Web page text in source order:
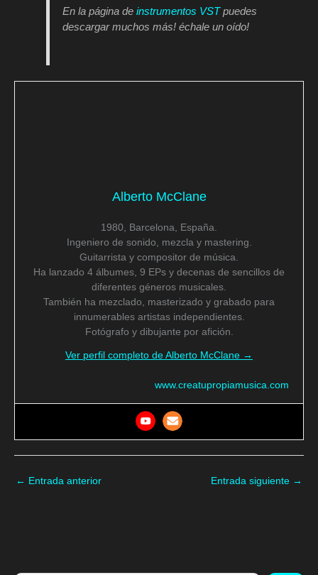
En la página deinstrumentos VSTpuedes
descargar muchos más! échale un oído!
Alberto McClane
1980, Barcelona, España.
Ingeniero de sonido, mezcla y mastering.
Guitarrista y compositor de música.
Ha lanzado 4 álbumes, 9 EPs y decenas de sencillos de
diferentes géneros musicales.
También ha mezclado, masterizado y grabado para
innumerables artistas independientes.
Fotógrafo y dibujante por afición.
Ver perfil completo de Alberto McClane →
www.creatupropiamusica.com
← Entrada anterior Entrada siguiente →